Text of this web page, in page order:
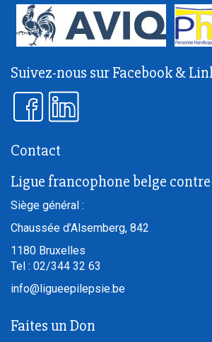
Suivez-nous sur Facebook &
Contact
Ligue francophone belge
Siège général :
Chaussée d’Alsemberg, 842
1180 Bruxelles
Tel : 02/344 32 63
info@ligueepilepsie.be
Faites un Don